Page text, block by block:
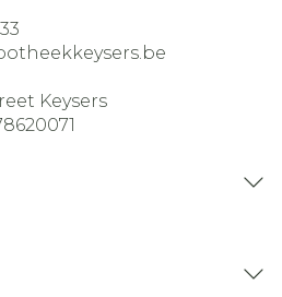
Keysers